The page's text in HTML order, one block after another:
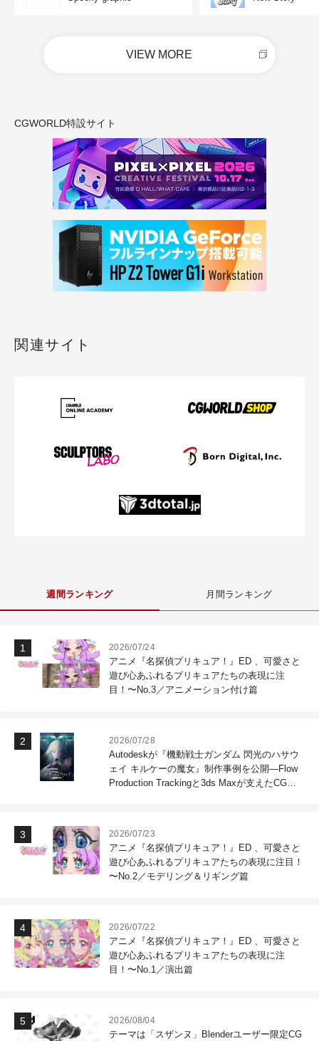
VIEW MORE
CGWORLD特設サイト
関連サイト
週間ランキング 月間ランキング
2026/07/24
アニメ『名探偵プリキュア！』ED 、可愛さと
遊び心あふれるプリキュアたちの表現に注
目！〜No.3／アニメーション付け篇
2026/07/28
Autodeskが『機動戦士ガンダム 閃光のハサウ
ェイ キルケーの魔女』制作事例を公開―Flow
Production Trackingと3ds Maxが支えたCG制
2026/07/23
アニメ『名探偵プリキュア！』ED 、可愛さと
遊び心あふれるプリキュアたちの表現に注目！
〜No.2／モデリング＆リギング篇
2026/07/22
アニメ『名探偵プリキュア！』ED 、可愛さと
遊び心あふれるプリキュアたちの表現に注
目！〜No.1／演出篇
2026/08/04
テーマは「スザンヌ」Blenderユーザー限定CG